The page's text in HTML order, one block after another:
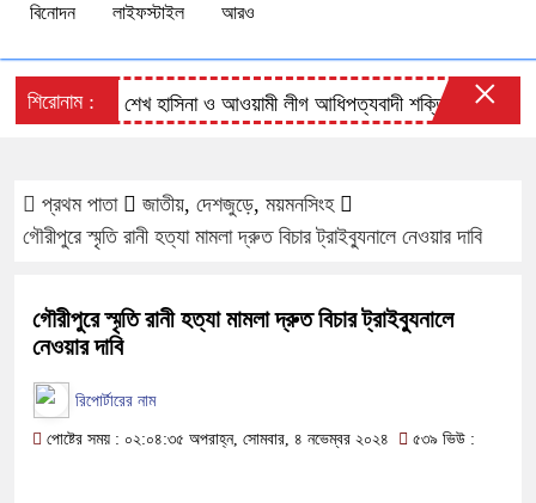
বিনোদন লাইফস্টাইল আরও
শিরোনাম :শেখ হাসিনা ও আওয়ামী লীগ আধিপত্যবাদী শক্তির হাতের পুতুল:
×
প্রথম পাতা জাতীয়, দেশজুড়ে, ময়মনসিংহ
গৌরীপুরে স্মৃতি রানী হত্যা মামলা দ্রুত বিচার ট্রাইব্যুনালে নেওয়ার দাবি
গৌরীপুরে স্মৃতি রানী হত্যা মামলা দ্রুত বিচার ট্রাইব্যুনালে
নেওয়ার দাবি
রিপোর্টারের নাম
পোষ্টের সময় : ০২:০৪:৩৫ অপরাহ্ন, সোমবার, ৪ নভেম্বর ২০২৪ ৫৩৯ ভিউ :